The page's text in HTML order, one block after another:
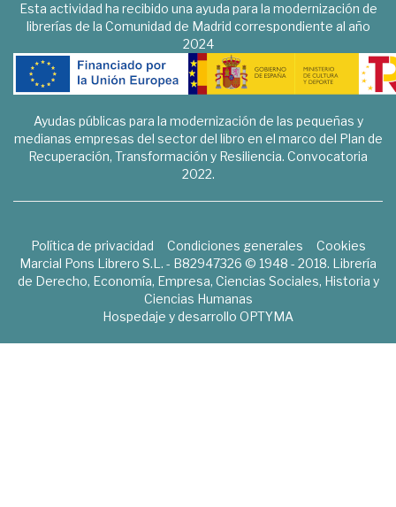
Esta actividad ha recibido una ayuda para la modernización de
librerías de la Comunidad de Madrid correspondiente al año
2024
Ayudas públicas para la modernización de las pequeñas y
medianas empresas del sector del libro en el marco del Plan de
Recuperación, Transformación y Resiliencia. Convocatoria
2022.
Política de privacidad Condiciones generales
Cookies
Marcial Pons Librero S.L. - B82947326 © 1948 - 2018. Librería
de Derecho, Economía, Empresa, Ciencias Sociales, Historia y
Ciencias Humanas
Hospedaje y desarrollo OPTYMA